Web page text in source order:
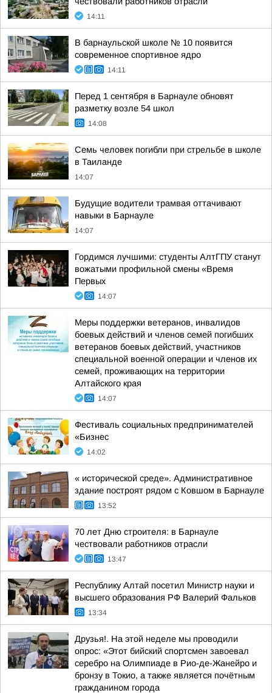
14:11
В барнаульской школе № 10 появится
современное спортивное ядро
14:11
Перед 1 сентября в Барнауле обновят
разметку возле 54 школ
14:08
Семь человек погибли при стрельбе в школе
в Таиланде
14:07
Будущие водители трамвая оттачивают
навыки в Барнауле
14:07
Гордимся лучшими: студенты АлтГПУ станут
вожатыми профильной смены «Время
Первых
14:07
Меры поддержки ветеранов, инвалидов
боевых действий и членов семей погибших
ветеранов боевых действий, участников
специальной военной операции и членов их
семей, проживающих на территории
Алтайского края
14:07
Фестиваль социальных предпринимателей
«Бизнес
14:02
« исторической среде». Административное
здание построят рядом с Ковшом в Барнауле
13:52
70 лет Дню строителя: в Барнауле
чествовали работников отрасли
13:47
Республику Алтай посетил Министр науки и
высшего образования РФ Валерий Фальков
13:34
Друзья!. На этой неделе мы проводили
опрос: «Этот бийский спортсмен завоевал
серебро на Олимпиаде в Рио-де-Жанейро и
бронзу в Токио, а также является почётным
гражданином города